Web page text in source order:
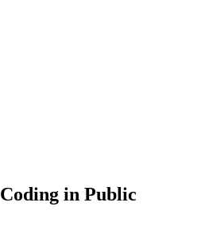
Coding in Public